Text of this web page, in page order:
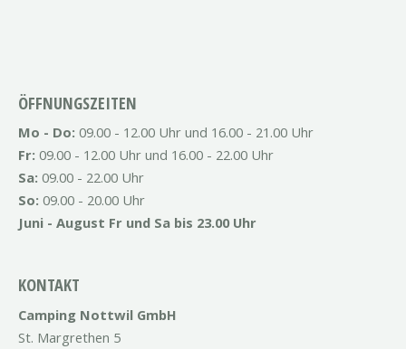
ÖFFNUNGSZEITEN
Mo - Do: 09.00 - 12.00 Uhr und 16.00 - 21.00 Uhr
Fr: 09.00 - 12.00 Uhr und 16.00 - 22.00 Uhr
Sa: 09.00 - 22.00 Uhr
So: 09.00 - 20.00 Uhr
Juni - August Fr und Sa bis 23.00 Uhr
KONTAKT
Camping Nottwil GmbH
St. Margrethen 5